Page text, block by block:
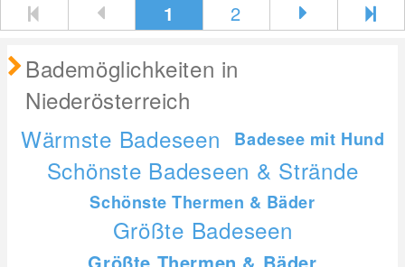
1 2
Bademöglichkeiten in
Niederösterreich
Wärmste Badeseen
Badesee mit Hund
Schönste Badeseen & Strände
Schönste Thermen & Bäder
Größte Badeseen
Größte Thermen & Bäder